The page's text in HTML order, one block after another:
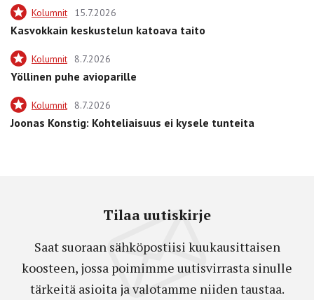
Kolumnit 15.7.2026
Kasvokkain keskustelun katoava taito
Kolumnit 8.7.2026
Yöllinen puhe avioparille
Kolumnit 8.7.2026
Joonas Konstig: Kohteliaisuus ei kysele tunteita
Tilaa uutiskirje
Saat suoraan sähköpostiisi kuukausittaisen
koosteen, jossa poimimme uutisvirrasta sinulle
tärkeitä asioita ja valotamme niiden taustaa.